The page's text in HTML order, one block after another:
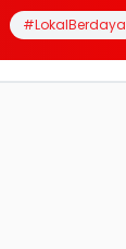
#LokalBerdaya